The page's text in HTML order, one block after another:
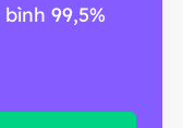
99,5%